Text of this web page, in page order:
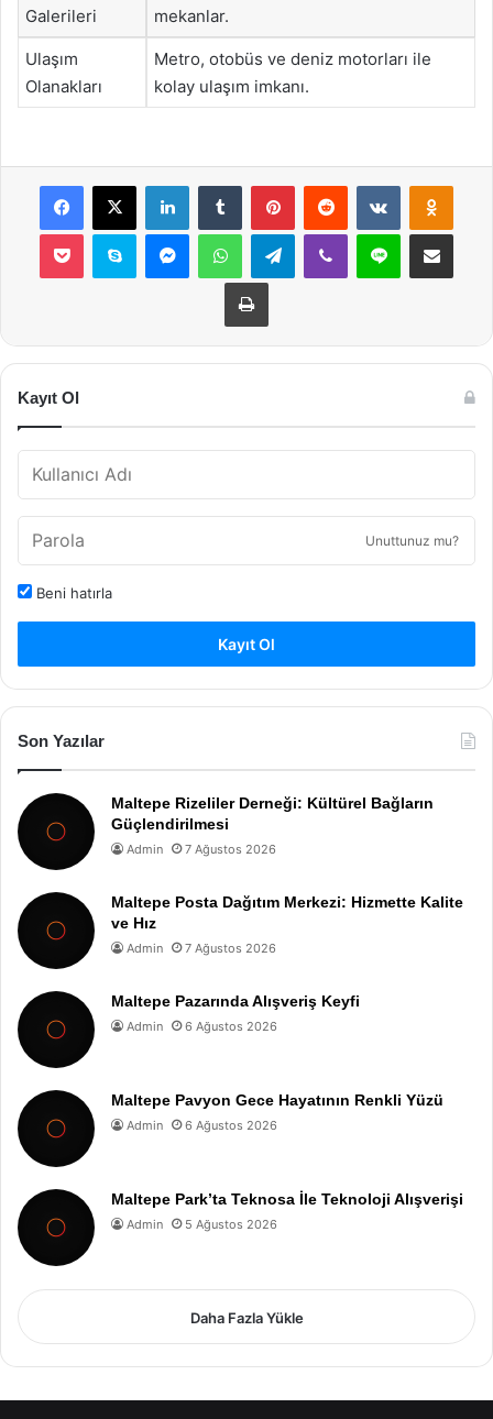
Galerileri
mekanlar.
Ulaşım
Olanakları
Metro, otobüs ve deniz motorları ile
kolay ulaşım imkanı.
Facebook
X LinkedInTumblr PinterestReddit VKontakte
Pocket Skype MessengerWhatsAppTelegramViber Line E-Posta ile
Yazdır
Kayıt Ol
Unuttunuz mu?
Beni hatırla
Kayıt Ol
Son Yazılar
Maltepe Rizeliler Derneği: Kültürel Bağların
Güçlendirilmesi
Admin 7 Ağustos 2026
Maltepe Posta Dağıtım Merkezi: Hizmette Kalite
ve Hız
Admin 7 Ağustos 2026
Maltepe Pazarında Alışveriş Keyfi
Admin 6 Ağustos 2026
Maltepe Pavyon Gece Hayatının Renkli Yüzü
Admin 6 Ağustos 2026
Maltepe Park’ta Teknosa İle Teknoloji Alışverişi
Admin 5 Ağustos 2026
Daha Fazla Yükle